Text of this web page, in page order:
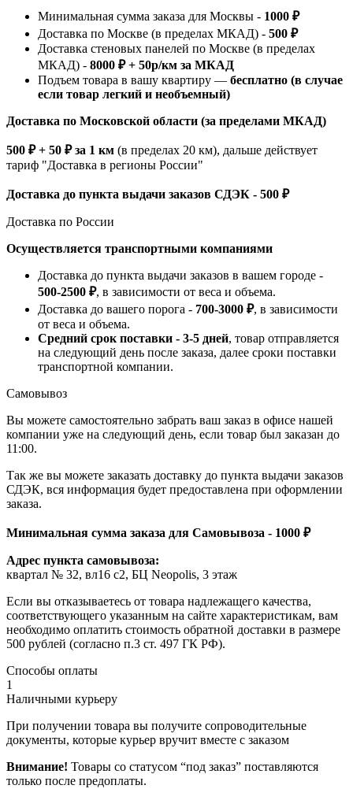
Минимальная сумма заказа для Москвы - 1000 ₽
Доставка по Москве (в пределах МКАД) - 500 ₽
Доставка стеновых панелей по Москве (в пределах
МКАД) - 8000 ₽ + 50р/км за МКАД
Подъем товара в вашу квартиру — бесплатно (в случае
если товар легкий и необъемный)
Доставка по Московской области (за пределами МКАД)
500 ₽ + 50 ₽ за 1 км (в пределах 20 км), дальше действует
тариф "Доставка в регионы России"
Доставка до пункта выдачи заказов СДЭК - 500 ₽
Доставка по России
Осуществляется транспортными компаниями
Доставка до пункта выдачи заказов в вашем городе -
500-2500 ₽, в зависимости от веса и объема.
Доставка до вашего порога - 700-3000 ₽, в зависимости
от веса и объема.
Средний срок поставки - 3-5 дней, товар отправляется
на следующий день после заказа, далее сроки поставки
транспортной компании.
Самовывоз
Вы можете самостоятельно забрать ваш заказ в офисе нашей
компании уже на следующий день, если товар был заказан до
11:00.
Так же вы можете заказать доставку до пункта выдачи заказов
СДЭК, вся информация будет предоставлена при оформлении
заказа.
Минимальная сумма заказа для Самовывоза - 1000 ₽
Адрес пункта самовывоза:
квартал № 32, вл16 с2, БЦ Neopolis, 3 этаж
Если вы отказываетесь от товара надлежащего качества,
соответствующего указанным на сайте характеристикам, вам
необходимо оплатить стоимость обратной доставки в размере
500 рублей (согласно п.3 ст. 497 ГК РФ).
Способы оплаты
1
Наличными курьеру
При получении товара вы получите сопроводительные
документы, которые курьер вручит вместе с заказом
Внимание! Товары со статусом “под заказ” поставляются
только после предоплаты.